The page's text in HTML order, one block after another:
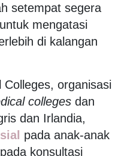
setempat segera
mengatasi
di kalangan
organisasi
colleges dan
dan Irlandia,
pada anak-anak
konsultasi